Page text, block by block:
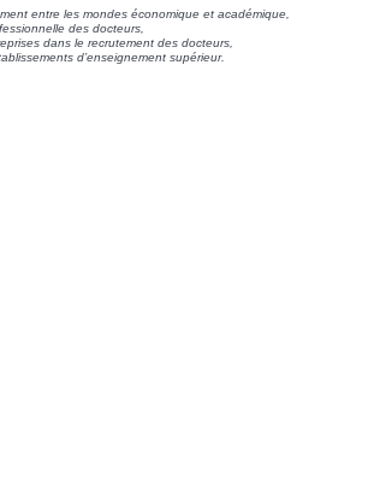
entre les mondes économique et académique,
des docteurs,
dans le recrutement des docteurs,
d’enseignement supérieur.